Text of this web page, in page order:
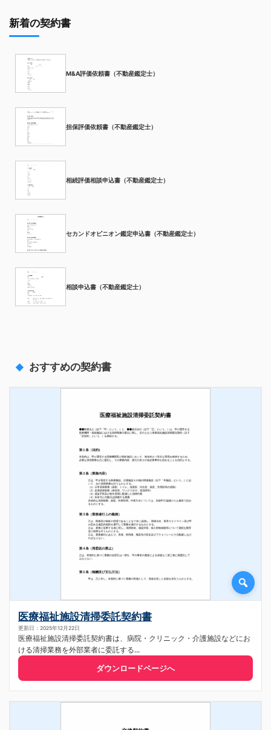
新着の契約書
M&A評価依頼書（不動産鑑定士）
担保評価依頼書（不動産鑑定士）
相続評価相談申込書（不動産鑑定士）
セカンドオピニオン鑑定申込書（不動産鑑定士）
相談申込書（不動産鑑定士）
おすすめの契約書
医療福祉施設清掃委託契約書
更新日：2025年12月22日
医療福祉施設清掃委託契約書は、病院・クリニック・介護施設などにお
ける清掃業務を外部業者に委託する...
ダウンロードページへ